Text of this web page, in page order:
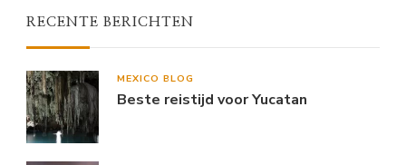
RECENTE BERICHTEN
MEXICO BLOG
Beste reistijd voor Yucatan